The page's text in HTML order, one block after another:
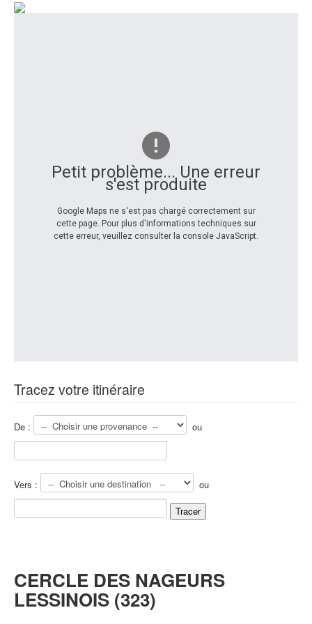
Petit problème... Une erreur
s'est produite
Google Maps ne s'est pas chargé correctement sur
cette page. Pour plus d'informations techniques sur
cette erreur, veuillez consulter la console JavaScript.
Tracez votre itinéraire
De : ou
Vers : ou
CERCLE DES NAGEURS
LESSINOIS (323)